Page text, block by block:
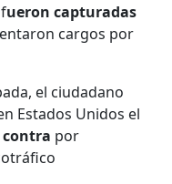
ueron capturadas
cargos por
el ciudadano
Estados Unidos el
contra por